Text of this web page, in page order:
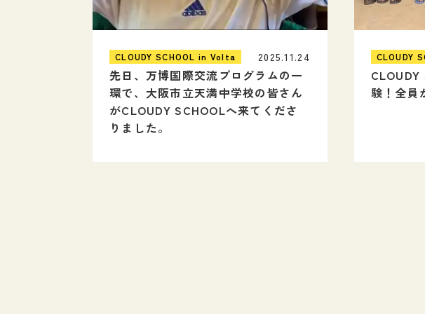
CLOUDY SCHOOL in Volta
先日、万博国際交流プログラムの一
環で、大阪市立天満中学校の皆さん
がCLOUDY SCHOOLへ来てくださ
りました。
2025.11.24 CLOUDY
験！全員